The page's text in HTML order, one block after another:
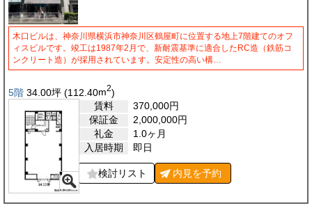
木口ビルは、神奈川県横浜市神奈川区鶴屋町に位置する地上7階建てのオフ
ィスビルです。竣工は1987年2月で、新耐震基準に適合したRC造（鉄筋コ
ンクリート造）が採用されています。安定性の高い構…
5階 34.00坪 (112.40m2)
賃料
370,000円
保証金
2,000,000円
礼金
1.0ヶ月
入居時期
即日
検討リスト 内見を予約